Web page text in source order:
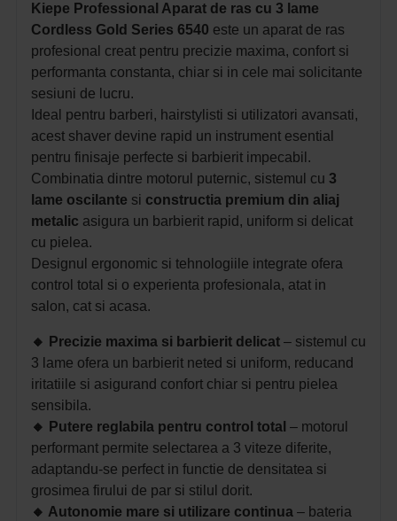
Kiepe Professional Aparat de ras cu 3 lame
Cordless Gold Series 6540 este un aparat de ras
profesional creat pentru precizie maxima, confort si
performanta constanta, chiar si in cele mai solicitante
sesiuni de lucru.
Ideal pentru barberi, hairstylisti si utilizatori avansati,
acest shaver devine rapid un instrument esential
pentru finisaje perfecte si barbierit impecabil.
Combinatia dintre motorul puternic, sistemul cu 3
lame oscilante si constructia premium din aliaj
metalic asigura un barbierit rapid, uniform si delicat
cu pielea.
Designul ergonomic si tehnologiile integrate ofera
control total si o experienta profesionala, atat in
salon, cat si acasa.
🔸 Precizie maxima si barbierit delicat – sistemul cu
3 lame ofera un barbierit neted si uniform, reducand
iritatiile si asigurand confort chiar si pentru pielea
sensibila.
🔸 Putere reglabila pentru control total – motorul
performant permite selectarea a 3 viteze diferite,
adaptandu-se perfect in functie de densitatea si
grosimea firului de par si stilul dorit.
🔸 Autonomie mare si utilizare continua – bateria